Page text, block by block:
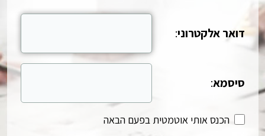
דואר אלקטרוני:
סיסמא:
הכנס אותי אוטמטית בפעם הבאה